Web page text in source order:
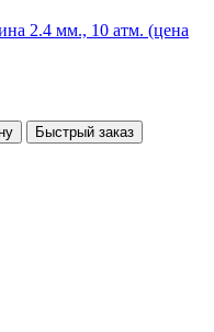
2.4 мм., 10 атм. (цена
Быстрый заказ